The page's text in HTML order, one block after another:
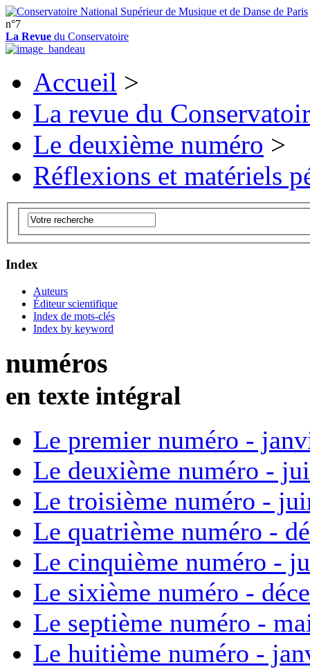
n°7
La Revue du Conservatoire
Accueil >
La revue du
Le deuxième numéro >
Réflexions et matériels
Index
Auteurs
Éditeur scientifique
Index de mots-clés
Index by keyword
numéros
en texte intégral
Le premier numéro -
Le deuxième numéro -
Le troisième numéro -
Le quatrième numéro -
Le cinquième numéro -
Le sixième numéro -
Le septième numéro -
Le huitième numéro -